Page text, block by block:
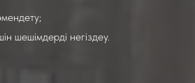
шешімдерді негіздеу.